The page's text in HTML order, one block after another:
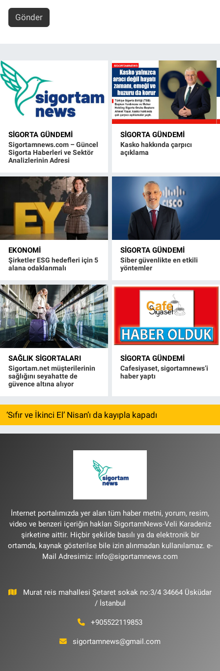
Gönder
SIGORTA GÜNDEMI
Sigortamnews.com – Güncel
Sigorta Haberleri ve Sektör
Analizlerinin Adresi
SIGORTA GÜNDEMI
Kasko hakkında çarpıcı
açıklama
EKONOMI
Şirketler ESG hedefleri için 5
alana odaklanmalı
SIGORTA GÜNDEMI
Siber güvenlikte en etkili
yöntemler
SAĞLIK SIGORTALARI
Sigortam.net müşterilerinin
sağlığını seyahatte de
güvence altına alıyor
SIGORTA GÜNDEMI
Cafesiyaset, sigortamnews’i
haber yaptı
‘Sıfır ve İkinci El’ Nisan’ı da kayıpla kapadı
İnternet portalımızda yer alan tüm haber metni, yorum, resim,
video ve benzeri içeriğin hakları SigortamNews-Veli Karadeniz
şirketine aittir. Hiçbir şekilde basılı ya da elektronik bir
ortamda, kaynak gösterilse bile izin alınmadan kullanılamaz. e-
Mail Adresimiz: info@sigortamnews.com
Murat reis mahallesi Şetaret sokak no:3/4 34664 Üsküdar
/ İstanbul
+905522119853
sigortamnews@gmail.com